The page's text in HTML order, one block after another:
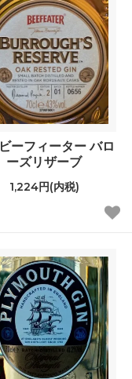
ビーフィーター バロ
ーズリザーブ
1,224円(内税)